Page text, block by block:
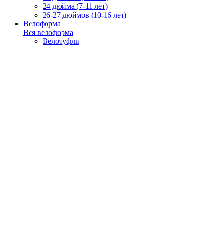
24 дюйма (7-11 лет)
26-27 дюймов (10-16 лет)
Велоформа
Вся велоформа
Велотуфли